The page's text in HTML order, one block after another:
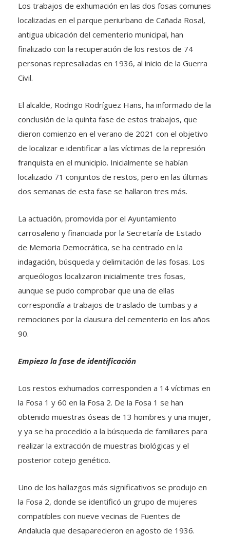
Los trabajos de exhumación en las dos fosas comunes
localizadas en el parque periurbano de Cañada Rosal,
antigua ubicación del cementerio municipal, han
finalizado con la recuperación de los restos de 74
personas represaliadas en 1936, al inicio de la Guerra
Civil.
El alcalde, Rodrigo Rodríguez Hans, ha informado de la
conclusión de la quinta fase de estos trabajos, que
dieron comienzo en el verano de 2021 con el objetivo
de localizar e identificar a las víctimas de la represión
franquista en el municipio. Inicialmente se habían
localizado 71 conjuntos de restos, pero en las últimas
dos semanas de esta fase se hallaron tres más.
La actuación, promovida por el Ayuntamiento
carrosaleño y financiada por la Secretaría de Estado
de Memoria Democrática, se ha centrado en la
indagación, búsqueda y delimitación de las fosas. Los
arqueólogos localizaron inicialmente tres fosas,
aunque se pudo comprobar que una de ellas
correspondía a trabajos de traslado de tumbas y a
remociones por la clausura del cementerio en los años
90.
Empieza la fase de identificación
Los restos exhumados corresponden a 14 víctimas en
la Fosa 1 y 60 en la Fosa 2. De la Fosa 1 se han
obtenido muestras óseas de 13 hombres y una mujer,
y ya se ha procedido a la búsqueda de familiares para
realizar la extracción de muestras biológicas y el
posterior cotejo genético.
Uno de los hallazgos más significativos se produjo en
la Fosa 2, donde se identificó un grupo de mujeres
compatibles con nueve vecinas de Fuentes de
Andalucía que desaparecieron en agosto de 1936.